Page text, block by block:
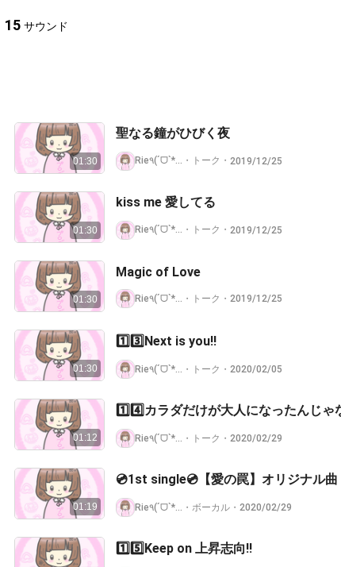
15 サウンド
01:30
聖なる鐘がひびく夜
Rie٩(ˊᗜˋ*)وハロプロ♡低浮上
・ トーク ・ 2019/12/25
01:30
kiss me 愛してる
Rie٩(ˊᗜˋ*)وハロプロ♡低浮上
・ トーク ・ 2019/12/25
01:30
Magic of Love
Rie٩(ˊᗜˋ*)وハロプロ♡低浮上
・ トーク ・ 2019/12/25
01:30
1️⃣3️⃣Next is you!!
Rie٩(ˊᗜˋ*)وハロプロ♡低浮上
・ トーク ・ 2020/02/05
01:12
1️⃣4️⃣カラダだけが大人になったんじゃ
Rie٩(ˊᗜˋ*)وハロプロ♡低浮上
・ トーク ・ 2020/02/29
01:19
💿1st single💿【愛の罠】オリジナル曲
Rie٩(ˊᗜˋ*)وハロプロ♡低浮上
・ ボーカル ・ 2020/02/29
1️⃣5️⃣Keep on 上昇志向!!